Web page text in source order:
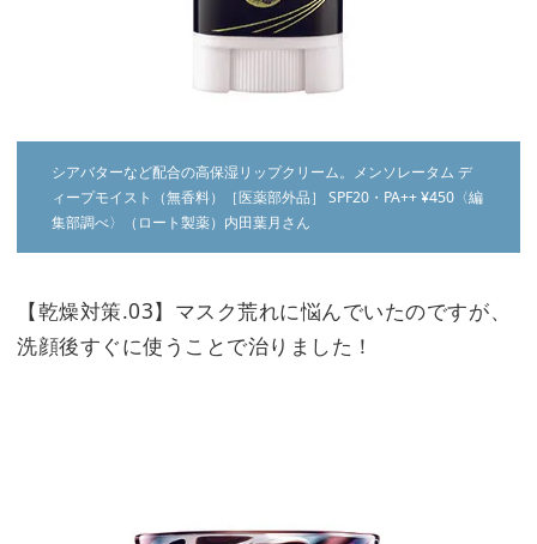
シアバターなど配合の高保湿リップクリーム。メンソレータム デ
ィープモイスト（無香料）［医薬部外品］ SPF20・PA++ ¥450〈編
集部調べ〉（ロート製薬）内田葉月さん
【乾燥対策.03】マスク荒れに悩んでいたのですが、
洗顔後すぐに使うことで治りました！